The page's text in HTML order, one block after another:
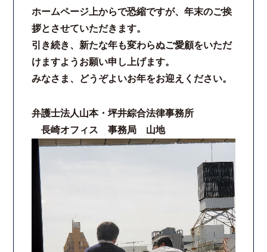
プライバシーポリシー
お電話はこちらから
ホームページ上からで恐縮ですが、年末のご挨
拶とさせていただきます。
引き続き、新たな年も変わらぬご愛顧をいただ
けますようお願い申し上げます。
みなさま、どうぞよいお年をお迎えください。
弁護士法人山本・坪井綜合法律事務所
長崎オフィス 事務局 山地